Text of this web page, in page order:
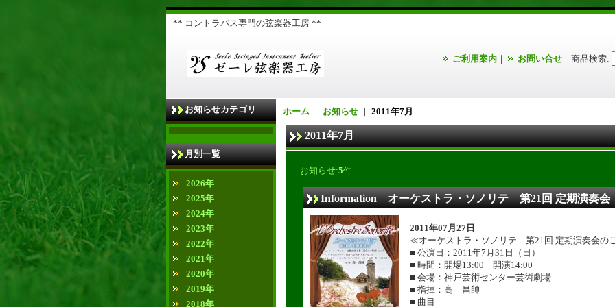
** コントラバス専門の弦楽器工房 **
ご利用案内 ｜ お問い合せ 商品検索:
お知らせカテゴリ
月別一覧
2026年
2025年
2024年
2023年
2022年
2021年
2020年
2019年
2018年
ホーム ｜ お知らせ ｜ 2011年7月
2011年7月
お知らせ:5件
Information オーケストラ・ソノリテ 第21回 定期演奏会
2011年07月27日
≪オーケストラ・ソノリテ 第21回 定期演奏会の
■ 公演日：2011年7月31日（日）
■ 時間：開場13:00 開演14:00
■ 会場：神戸芸術センター芸術劇場
■ 指揮：高 昌帥
■ 曲目